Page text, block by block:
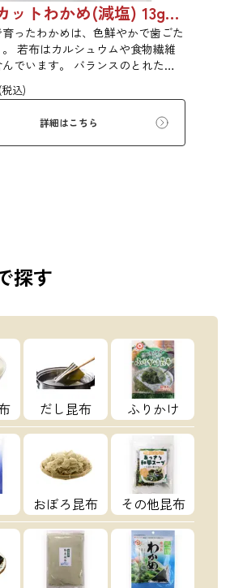
三陸産カットわかめ(減塩) 13g 1999
ったわかめは、色鮮やかで歯ごた
若布はカルシュウムや食物繊維
でいます。 バランスのとれた食
是非お召し上がりください。
(税込)
詳細はこちら
探す
だし昆布 ふりかけ
おぼろ昆布 その他昆布